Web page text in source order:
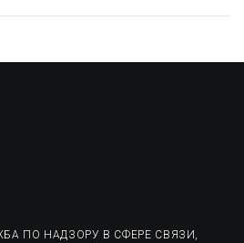
ПО НАДЗОРУ В СФЕРЕ СВЯЗИ,